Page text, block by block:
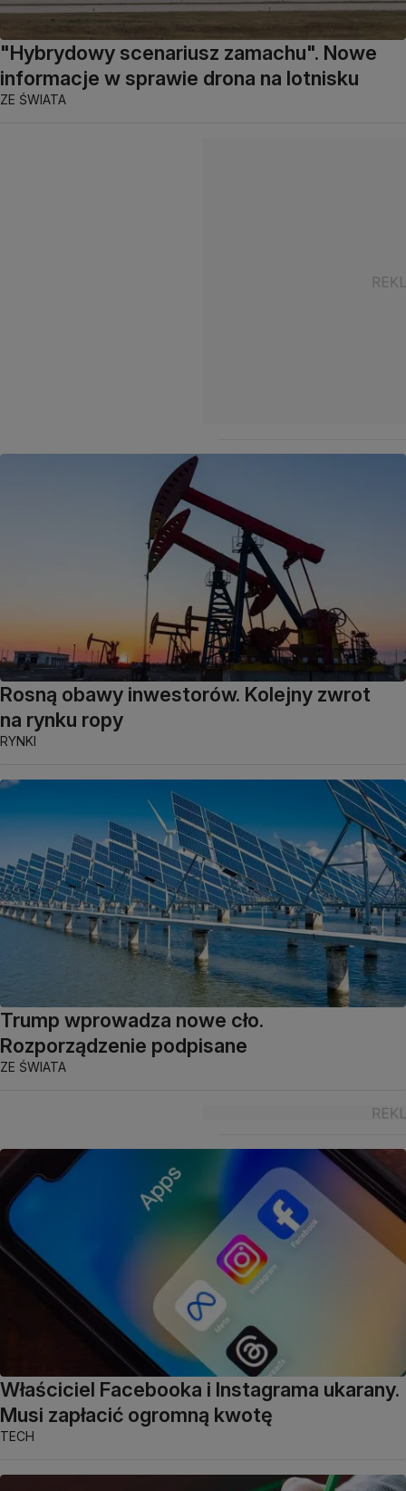
"Hybrydowy scenariusz zamachu". Nowe
informacje w sprawie drona na lotnisku
ZE ŚWIATA
Rosną obawy inwestorów. Kolejny zwrot
na rynku ropy
RYNKI
Trump wprowadza nowe cło.
Rozporządzenie podpisane
ZE ŚWIATA
Właściciel Facebooka i Instagrama ukarany.
Musi zapłacić ogromną kwotę
TECH